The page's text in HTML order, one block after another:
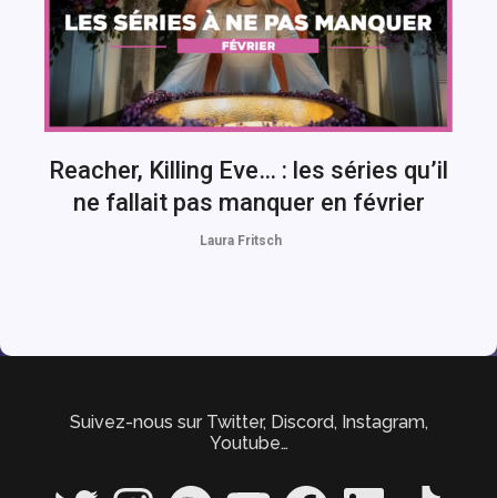
Reacher, Killing Eve… : les séries qu’il
ne fallait pas manquer en février
Laura Fritsch
Suivez-nous sur Twitter, Discord, Instagram,
Youtube…
Twitter InstagramSpotify YouTube FacebookLinkedIn TikTok